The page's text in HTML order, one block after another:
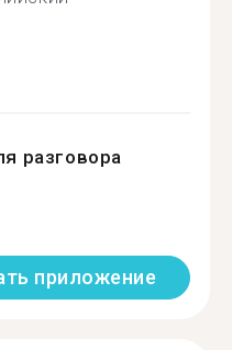
разговора
приложение